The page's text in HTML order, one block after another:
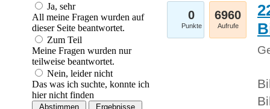
Ja, sehr
All meine Fragen wurden auf
dieser Seite beantwortet.
Zum Teil
Meine Fragen wurden nur
teilweise beantwortet.
Nein, leider nicht
Das was ich suchte, konnte ich
hier nicht finden
0
Punkte
6960
Aufrufe